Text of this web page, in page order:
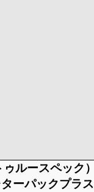
ルースペック
ーパックプラス